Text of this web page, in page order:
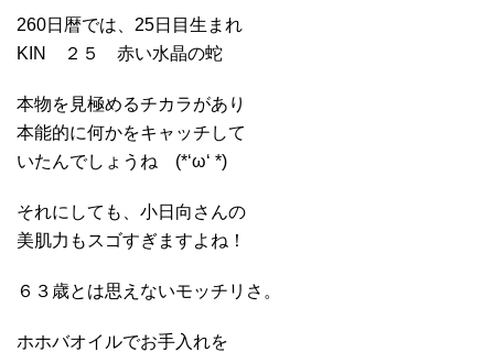
260日暦では、25日目生まれ
KIN ２５ 赤い水晶の蛇
本物を見極めるチカラがあり
本能的に何かをキャッチして
いたんでしょうね (*‘ω‘ *)
それにしても、小日向さんの
美肌力もスゴすぎますよね！
６３歳とは思えないモッチリさ。
ホホバオイルでお手入れを